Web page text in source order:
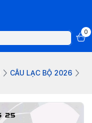
0
CÂU LẠC BỘ 2026